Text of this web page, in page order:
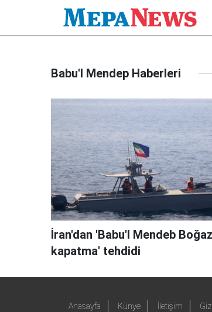
Babu'l Mendep Haberleri
İran'dan 'Babu'l Mendeb
kapatma' tehdidi
Anasayfa Künye İletişim